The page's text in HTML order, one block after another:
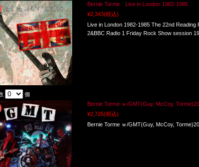
Bernie Torme Live in London 1982-1985
¥2,343(税込)
Live in London 1982-1985 The 22nd
2&BBC Radio 1 Friday Rock Show session
個
Bernie Torme ｗ/GMT(Guy, McCoy,
¥2,725(税込)
Bernie Torme ｗ/GMT(Guy, McCoy,